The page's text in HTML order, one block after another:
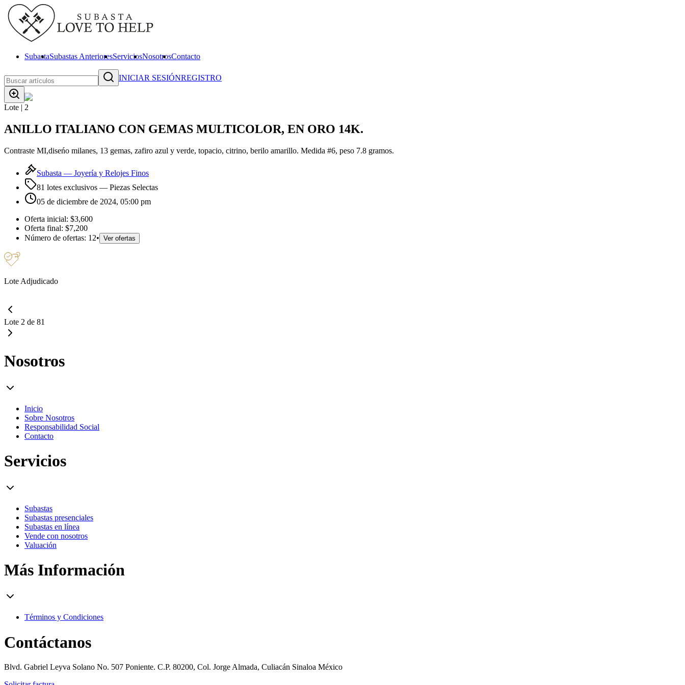
SubastaSubastas AnterioresServiciosNosotrosContacto
INICIAR SESIÓNREGISTRO
Lote | 2
ANILLO ITALIANO CON GEMAS MULTICOLOR, EN ORO 14K.
Contraste MI,diseńo milanes, 13 gemas, zafiro azul y verde, topacio, citrino, berilo amarillo. Medida #6, peso 7.8 gramos.
Subasta — Joyería y Relojes Finos
81 lotes exclusivos — Piezas Selectas
05 de diciembre de 2024, 05:00 pm
Oferta inicial: $3,600
Oferta final: $7,200
Número de ofertas: 12• Ver ofertas
Lote Adjudicado
Lote 2 de 81
Nosotros
Inicio
Sobre Nosotros
Responsabilidad Social
Contacto
Servicios
Subastas
Subastas presenciales
Subastas en línea
Vende con nosotros
Valuación
Más Información
Términos y Condiciones
Contáctanos
Blvd. Gabriel Leyva Solano No. 507 Poniente. C.P. 80200, Col. Jorge Almada, Culiacán Sinaloa México